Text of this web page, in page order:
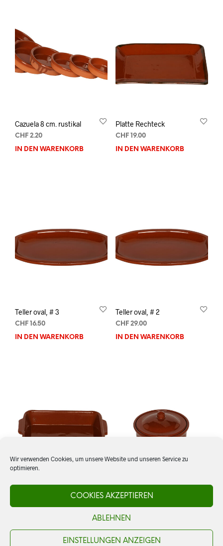
Wir verwenden Cookies, um unsere Website und unseren Service zu
optimieren.
COOKIES AKZEPTIEREN
ABLEHNEN
EINSTELLUNGEN ANZEIGEN
Cazuela 8 cm. rustikal
CHF 2.20
IN DEN WARENKORB
Platte Rechteck
CHF19.00
IN DEN WARENKORB
Teller oval, # 3
CHF 16.50
IN DEN WARENKORB
Teller oval, # 2
CHF29.00
IN DEN WARENKORB
Gratinschale rechteckig
Cocote con Tapa de 13
cm
CHF16.00